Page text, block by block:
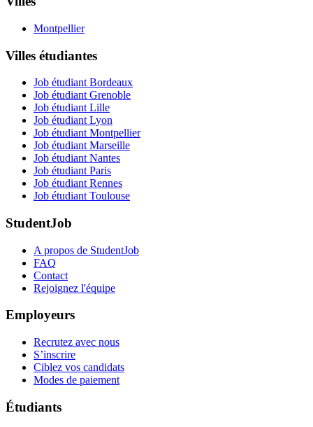
Montpellier
Villes étudiantes
Job étudiant Bordeaux
Job étudiant Grenoble
Job étudiant Lille
Job étudiant Lyon
Job étudiant Montpellier
Job étudiant Marseille
Job étudiant Nantes
Job étudiant Paris
Job étudiant Rennes
Job étudiant Toulouse
StudentJob
A propos de StudentJob
FAQ
Contact
Rejoignez l'équipe
Employeurs
Recrutez avec nous
S’inscrire
Ciblez vos candidats
Modes de paiement
Étudiants